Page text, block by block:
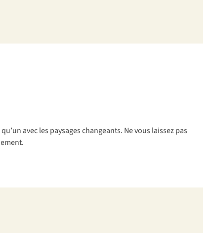
avec les paysages changeants. Ne vous laissez pas